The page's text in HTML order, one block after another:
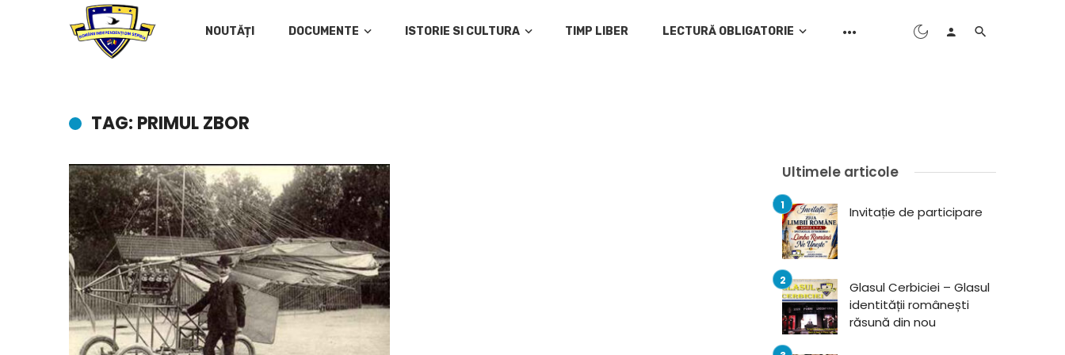
NOUTĂȚI DOCUMENTE ISTORIE SI CULTURA TIMP LIBER LECTURĂ OBLIGATORIE
TAG: PRIMUL ZBOR
Ultimele articole
Invitație de participare
Glasul Cerbiciei – Glasul
identității românești
răsună din nou